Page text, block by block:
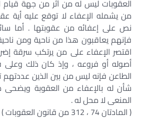
العقوبات ليس له من أثر من جهة قيام
من يشمله الإعفاء لا توقع عليه أية
نص على إعفائه من عقوبتها . أما
فإنهم يعاقبون هذا من ناحية ومن
اقتصر الإعفاء على من يرتكب سرقة
أصوله أو فروعه ، وإذ كان ذلك
الطاعن فإنه ليس من بين الذين عددتهم
شأن له بالإعفاء من العقوبة ويضحى
المنعى لا محل له .
( المادتان 74 ، 312 من قانون العقوبات )